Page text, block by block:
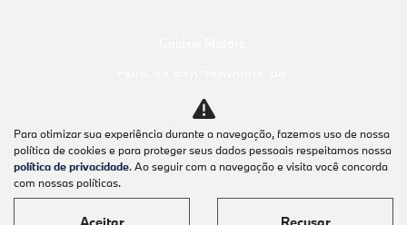
Desacelere. Seu bem maior é
a vida.
Para otimizar sua experiência durante a navegação, fazemos uso de nossa
política de cookies e para proteger seus dados pessoais respeitamos nossa
política de privacidade. Ao seguir com a navegação e visita você concorda
com nossas políticas.
Aceitar Recusar